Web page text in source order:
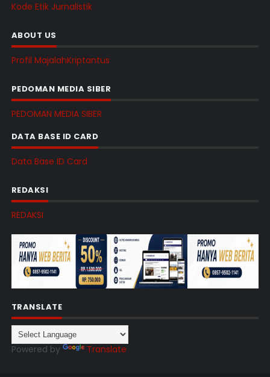
Kode Etik Jurnalistik
ABOUT US
Profil MajalahKriptantus
PEDOMAN MEDIA SIBER
PEDOMAN MEDIA SIBER
DATA BASE ID CARD
Data Base ID Card
REDAKSI
REDAKSI
TRANSLATE
Powered by Translate